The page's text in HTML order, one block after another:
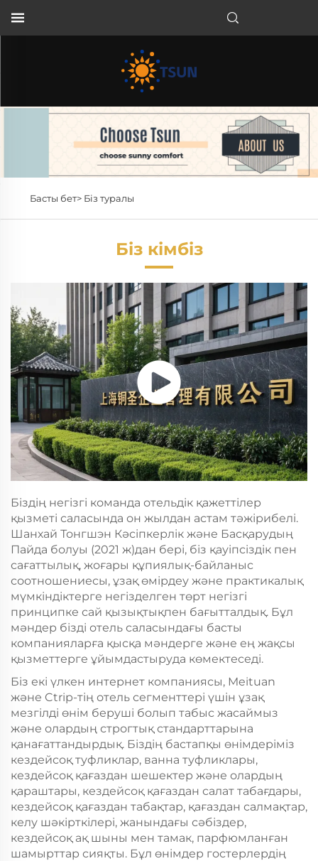
Басты бет> Біз туралы
Біз кімбіз
Біздің негізгі команда отельдік қажеттілер
қызметі саласында он жылдан астам тәжірибелі.
Шанхай Тонгшэн Кәсіпкерлік және Басқарудың
Пайда болуы (2021 ж)дан бері, біз қауіпсіздік пен
сағаттылық, жоғары құпиялық-байланыс
соотношениесы, ұзақ өмірдеу және практикалық
мүмкіндіктерге негізделген төрт негізгі
принципке сай қызықтықпен бағытталдық. Бұл
мәндер бізді отель саласындағы басты
компанияларға қысқа мәндерге және ең жақсы
қызметтерге ұйымдастыруда көмектеседі.
Біз екі үлкен интернет компаниясы, Meituan
және Ctrip-тің отель сегменттері үшін ұзақ
мезгілді өнім беруші болып табыс жасаймыз
және олардың строгтық стандарттарына
қанағаттандырдық. Біздің бастапқы өнімдеріміз
кездейсоқ туфликлар, ванна туфликлары,
кездейсоқ қағаздан шешектер және олардың
қapaштары, кездейсоқ қағаздан салат табағдары,
кездейсоқ қағаздан табақтар, қағаздан салмақтар,
келу шәкірткілері, жанындағы сәбіздер,
кездейсоқ ақ шыны мен тамак, парфюмланған
шамырттар сияқты. Бұл өнімдер гостерлердің